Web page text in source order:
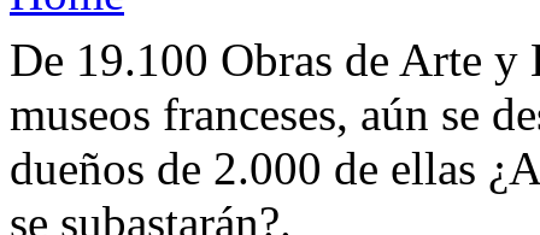
De 19.100 Obras de Arte
museos franceses, aún se
dueños de 2.000 de ellas
se subastarán?.